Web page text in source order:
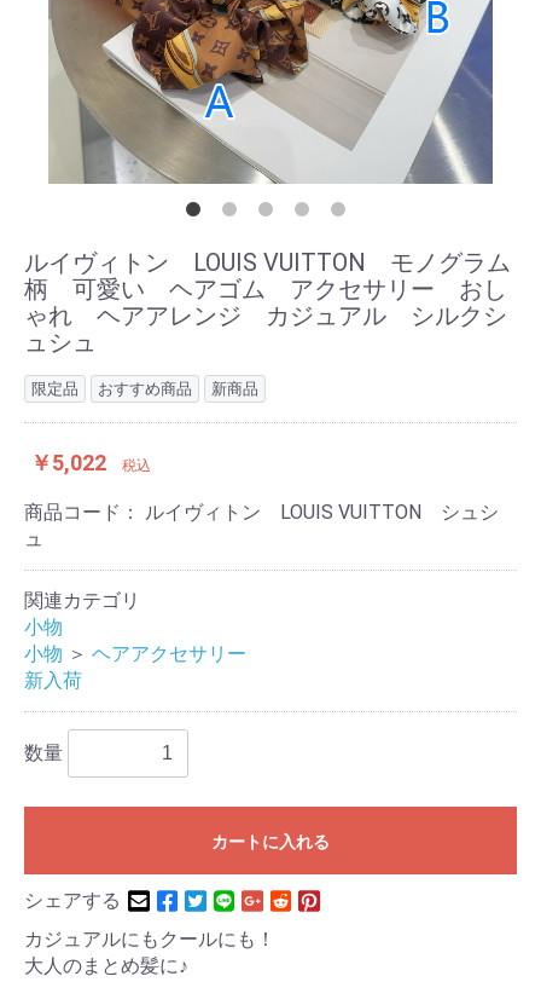
ルイヴィトン LOUIS VUITTON モノグラム
柄 可愛い ヘアゴム アクセサリー おし
ゃれ ヘアアレンジ カジュアル シルクシ
ュシュ
限定品 おすすめ商品 新商品
￥5,022 税込
商品コード： ルイヴィトン LOUIS VUITTON シュシ
ュ
関連カテゴリ
小物
小物 ＞ ヘアアクセサリー
新入荷
数量
カートに入れる
シェアする
カジュアルにもクールにも！
大人のまとめ髪に♪